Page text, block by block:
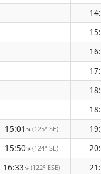
15:01↑(125° SE)
15:50↑(124° SE)
16:33↑(122° ESE)